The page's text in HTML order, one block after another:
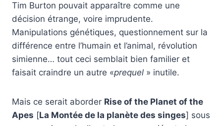
Tim Burton pouvait apparaître comme une
décision étrange, voire imprudente.
Manipulations génétiques, questionnement sur la
différence entre l’humain et l’animal, révolution
simienne… tout ceci semblait bien familier et
faisait craindre un autre «prequel » inutile.
Mais ce serait aborder Rise of the Planet of the
Apes [La Montée de la planète des singes] sous